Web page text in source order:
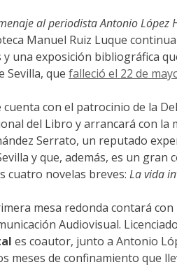
al periodista Antonio López
Manuel Ruiz Luque
y una exposición bibliográfica
Sevilla, que falleció el 22 de
cuenta con el patrocinio de la
del Libro y arrancará con la
Serrato, un reputado
y que, además, es un
cuatro novelas breves: La vida
mesa redonda contará
Audiovisual.
es coautor, junto a Antonio
meses de confinamiento que